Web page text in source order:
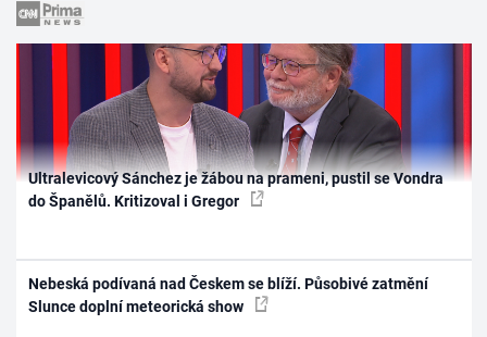
Ultralevicový Sánchez je žábou na prameni, pustil se Vondra
do Španělů. Kritizoval i Gregor
Nebeská podívaná nad Českem se blíží. Působivé zatmění
Slunce doplní meteorická show